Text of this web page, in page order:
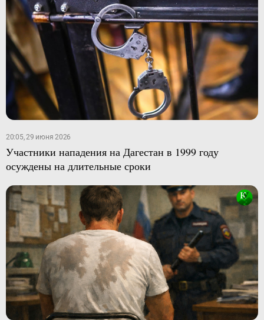
20:05, 29 июня 2026
Участники нападения на Дагестан в 1999 году
осуждены на длительные сроки